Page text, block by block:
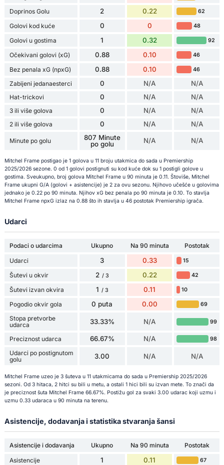
Doprinos Golu 2 0.22 62
Golovi kod kuće 0 0 48
Golovi u gostima 1 0.32 92
Očekivani golovi (xG) 0.88 0.10 46
Bez penala xG (npxG) 0.88 0.10 46
Zabijeni jedanaesterci 0 N/A N/A
Hat-trickovi 0 N/A N/A
3 ili više golova 0 N/A N/A
2 ili više golova 0 N/A N/A
Minute po golu
807 Minute
po golu
N/A N/A
Mitchel Frame postigao je 1 golova u 11 broju utakmica do sada u Premiership
2025/2026 sezone. 0 od 1 golovi postignuti su kod kuće dok su 1 postigli golove u
gostima. Sveukupno, broj golova Mitchel Frame u 90 minuta je 0.11. Štoviše, Mitchel
Frame ukupni G/A (golovi + asistencije) je 2 za ovu sezonu. Njihovo učešće u golovima
jednako je 0.22 po 90 minuta. Njihov xG bez penala po 90 minuta je 0.10. To stavlja
Mitchel Frame npxG izlaz na 0.88 što ih stavlja u 46 postotak Premiership igrača.
Udarci
Podaci o udarcima Ukupno Na 90 minuta
Postotak
Udarci
3 0.33 15
Šutevi u okvir 2 / 3 0.22 42
Šutevi izvan okvira 1 / 3 0.11 10
Pogodio okvir gola 0 puta 0.00 69
Stopa pretvorbe
udarca
33.33% N/A 99
Preciznost udarca 66.67% N/A 98
Udarci po postignutom
golu
3.00 N/A N/A
Mitchel Frame uzeo je 3 šuteva u 11 utakmicama do sada u Premiership 2025/2026
sezoni. Od 3 hitaca, 2 hitci su bili u metu, a ostali 1 hici bili su izvan mete. To znači da
je preciznost šuta Mitchel Frame 66.67%. Postižu gol za svaki 3.00 udarac koji uzmu i
uzmu 0.33 udaraca u 90 minuta na terenu.
Asistencije, dodavanja i statistika stvaranja šansi
Asistencije i dodavanja Ukupno Na 90 minuta
Postotak
Asistencije
1 0.11 67